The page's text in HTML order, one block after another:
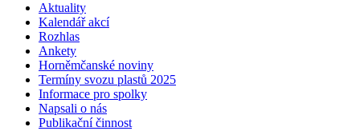
Aktuality
Kalendář akcí
Rozhlas
Ankety
Horněmčanské noviny
Termíny svozu plastů 2025
Informace pro spolky
Napsali o nás
Publikační činnost